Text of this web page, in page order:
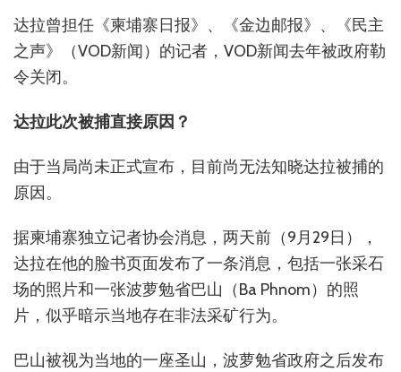
达拉曾担任《柬埔寨日报》、《金边邮报》、《民主
之声》（VOD新闻）的记者，VOD新闻去年被政府勒
令关闭。
达拉此次被捕直接原因？
由于当局尚未正式宣布，目前尚无法知晓达拉被捕的
原因。
据柬埔寨独立记者协会消息，两天前（9月29日），
达拉在他的脸书页面发布了一条消息，包括一张采石
场的照片和一张波萝勉省巴山（Ba Phnom）的照
片，似乎暗示当地存在非法采矿行为。
巴山被视为当地的一座圣山，波萝勉省政府之后发布